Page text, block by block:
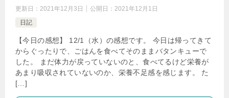
更新日： 2021年12月3日 公開日： 2021年12月1日
日記
【今日の感想】 12/1（水）の感想です。 今日は帰ってきて
からぐったりで、ごはんを食べてそのままバタンキューで
した。 まだ体力が戻っていないのと、食べてるけど栄養が
あまり吸収されていないのか、栄養不足感を感じます。 た
[…]